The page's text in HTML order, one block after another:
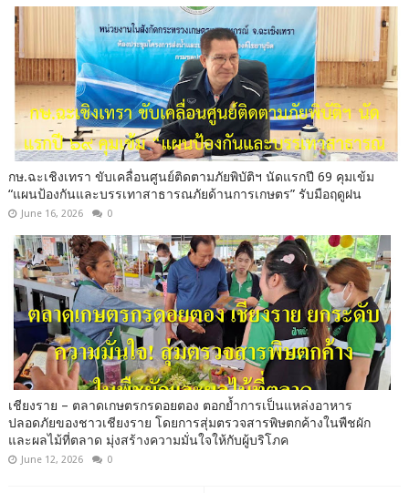
กษ.ฉะเชิงเทรา ขับเคลื่อนศูนย์ติดตามภัยพิบัติฯ นัดแรกปี 69 คุมเข้ม
“แผนป้องกันและบรรเทาสาธารณภัยด้านการเกษตร” รับมือฤดูฝน
June 16, 2026 0
เชียงราย – ตลาดเกษตรกรดอยตอง ตอกย้ำการเป็นแหล่งอาหาร
ปลอดภัยของชาวเชียงราย โดยการสุ่มตรวจสารพิษตกค้างในพืชผัก
และผลไม้ที่ตลาด มุ่งสร้างความมั่นใจให้กับผู้บริโภค
June 12, 2026 0